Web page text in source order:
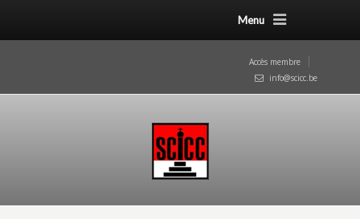
Menu
Accès membre
info@scicc.be